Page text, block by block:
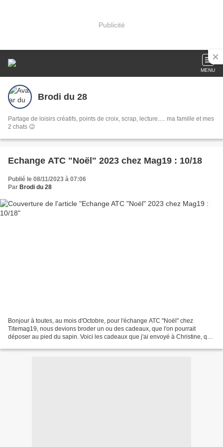
Publicité
MENU
Brodi du 28
Partage de loisirs créatifs, points de croix, scrap, lecture..... ma famille et mes
2 chats 😉
Echange ATC "Noël" 2023 chez Mag19 : 10/18
Publié le 08/11/2023 à 07:06
Par Brodi du 28
Bonjour à toutes, au mois d'Octobre, pour l'échange ATC "Noël" chez
Titemag19, nous devions broder un ou des cadeaux, que l'on pourrait
déposer au pied du sapin. Voici les cadeaux que j'ai envoyé à Christine, qui